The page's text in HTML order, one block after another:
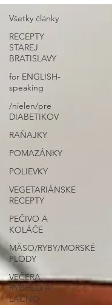
Všetky články
RECEPTY
STAREJ
BRATISLAVY
for ENGLISH-
speaking
/nielen/pre
DIABETIKOV
RAŇAJKY
POMAZÁNKY
POLIEVKY
VEGETARIÁNSKE
RECEPTY
PEČIVO A
KOLÁČE
MÄSO/RYBY/MORSKÉ
PLODY
VEČERA -
RÝCHLO A
LACNO